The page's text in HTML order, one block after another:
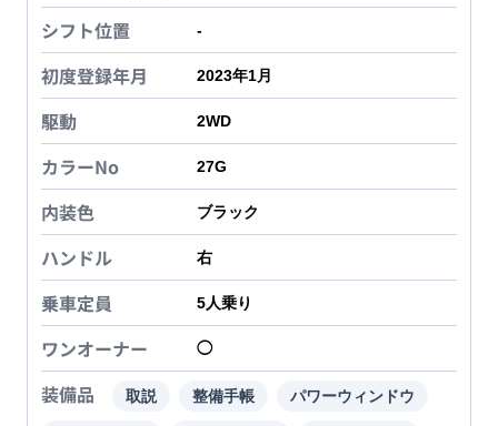
シフト位置 -
初度登録年月 2023年1月
駆動 2WD
カラーNo 27G
内装色 ブラック
ハンドル 右
乗車定員 5人乗り
ワンオーナー ◯
装備品 取説 整備手帳 パワーウィンドウ